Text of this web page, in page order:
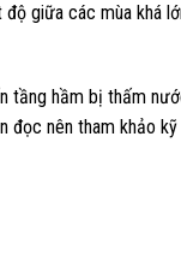
giữa các mùa khá
tầng hầm bị thấm
nên tham khảo